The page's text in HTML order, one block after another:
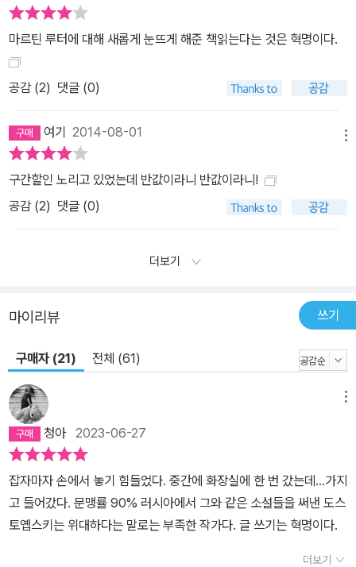
마르틴 루터에 대해 새롭게 눈뜨게 해준 책읽는다는 것은 혁명이다.
공감 (2) 댓글 (0)
여기 2014-08-01
구간할인 노리고 있었는데 반값이라니 반값이라니!
공감 (2) 댓글 (0)
더보기
마이리뷰 쓰기
구매자 (21) 전체 (61)
청아2023-06-27
잡자마자 손에서 놓기 힘들었다. 중간에 화장실에 한 번 갔는데...가지
고 들어갔다. 문맹률 90% 러시아에서 그와 같은 소설들을 써낸 도스
토옙스키는 위대하다는 말로는 부족한 작가다. 글 쓰기는 혁명이다.
더보기